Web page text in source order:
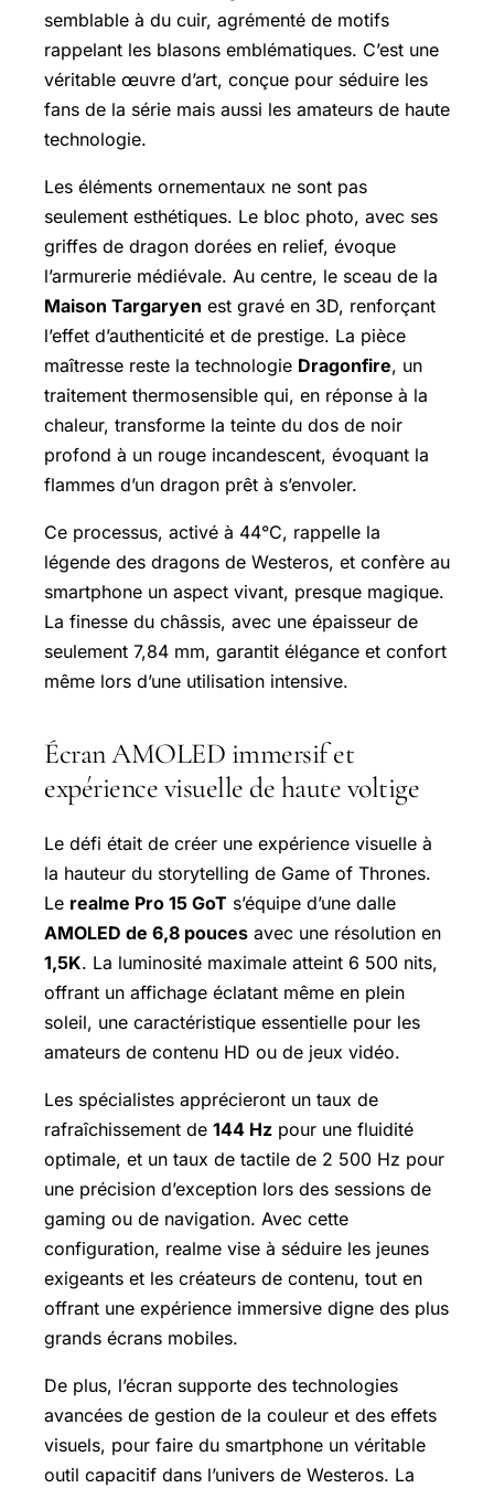
semblable à du cuir, agrémenté de motifs
rappelant les blasons emblématiques. C’est une
véritable œuvre d’art, conçue pour séduire les
fans de la série mais aussi les amateurs de haute
technologie.
Les éléments ornementaux ne sont pas
seulement esthétiques. Le bloc photo, avec ses
griffes de dragon dorées en relief, évoque
l’armurerie médiévale. Au centre, le sceau de la
Maison Targaryen est gravé en 3D, renforçant
l’effet d’authenticité et de prestige. La pièce
maîtresse reste la technologie Dragonfire, un
traitement thermosensible qui, en réponse à la
chaleur, transforme la teinte du dos de noir
profond à un rouge incandescent, évoquant la
flammes d’un dragon prêt à s’envoler.
Ce processus, activé à 44°C, rappelle la
légende des dragons de Westeros, et confère au
smartphone un aspect vivant, presque magique.
La finesse du châssis, avec une épaisseur de
seulement 7,84 mm, garantit élégance et confort
même lors d’une utilisation intensive.
Écran AMOLED immersif et
expérience visuelle de haute voltige
Le défi était de créer une expérience visuelle à
la hauteur du storytelling de Game of Thrones.
Le realme Pro 15 GoT s’équipe d’une dalle
AMOLED de 6,8 pouces avec une résolution en
1,5K. La luminosité maximale atteint 6 500 nits,
offrant un affichage éclatant même en plein
soleil, une caractéristique essentielle pour les
amateurs de contenu HD ou de jeux vidéo.
Les spécialistes apprécieront un taux de
rafraîchissement de 144 Hz pour une fluidité
optimale, et un taux de tactile de 2 500 Hz pour
une précision d’exception lors des sessions de
gaming ou de navigation. Avec cette
configuration, realme vise à séduire les jeunes
exigeants et les créateurs de contenu, tout en
offrant une expérience immersive digne des plus
grands écrans mobiles.
De plus, l’écran supporte des technologies
avancées de gestion de la couleur et des effets
visuels, pour faire du smartphone un véritable
outil capacitif dans l’univers de Westeros. La